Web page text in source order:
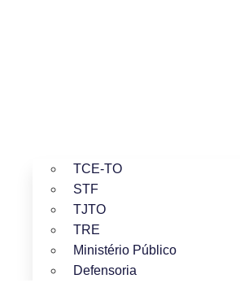
TCE-TO
STF
TJTO
TRE
Ministério Público
Defensoria